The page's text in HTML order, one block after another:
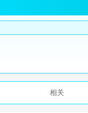
相关